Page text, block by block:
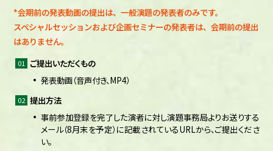
*会期前の発表動画の提出は、一般演題の発表者のみです。
スペシャルセッションおよび企画セミナーの発表者は、会期前の提出
はありません。
ご提出いただくもの
発表動画（音声付き、MP4）
提出方法
事前参加登録を完了した演者に対し演題事務局よりお送りする
メール（8月末を予定）に記載されているURLから、ご提出くださ
い。